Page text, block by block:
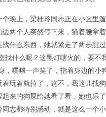
个晚上，梁桂玲同志正在小区里
两个人突然停下来，猫着腰拿
找什么东西，她就紧走了两步想
找什么呢？这黑灯瞎火的，要不
，噗嗤一声笑了，指着身边的小
玩着就拉了，这不，我这儿找
来的狗屎给她看了看，她也乐
志都特别感动，就是这么一个小